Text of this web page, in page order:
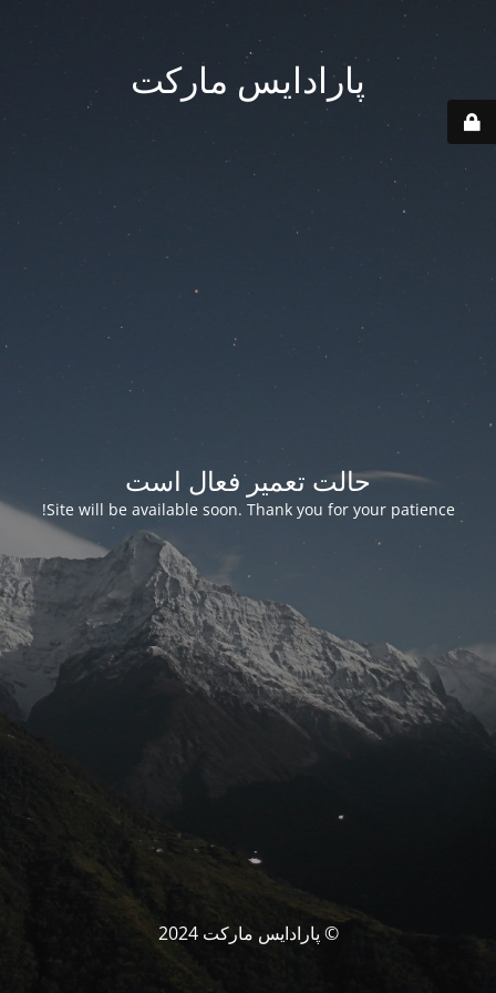
پارادایس مارکت
حالت تعمیر فعال است
Site will be available soon. Thank you for your patience!
© پارادایس مارکت 2024